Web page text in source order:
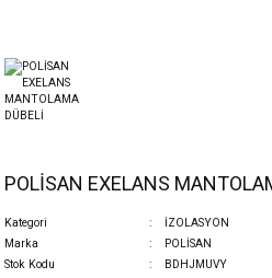
POLİSAN EXELANS
Kategori
İZOLASYON
Marka
POLİSAN
Stok Kodu
BDHJMUVY